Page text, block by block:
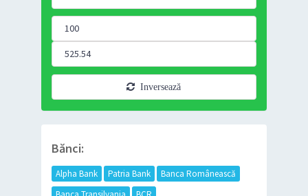
Inversează
Bănci:
Alpha Bank Patria Bank
Banca Românească